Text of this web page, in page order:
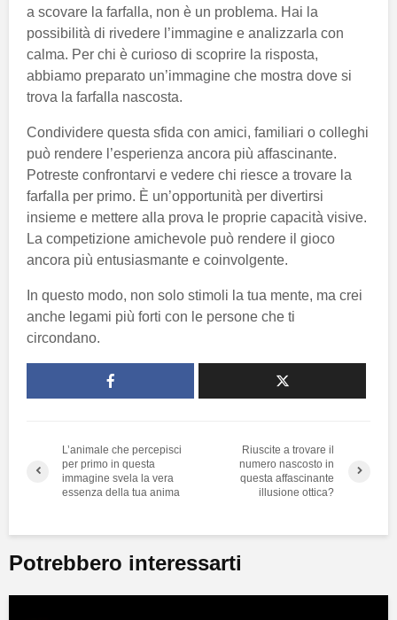
a scovare la farfalla, non è un problema. Hai la
possibilità di rivedere l’immagine e analizzarla con
calma. Per chi è curioso di scoprire la risposta,
abbiamo preparato un’immagine che mostra dove si
trova la farfalla nascosta.
Condividere questa sfida con amici, familiari o colleghi
può rendere l’esperienza ancora più affascinante.
Potreste confrontarvi e vedere chi riesce a trovare la
farfalla per primo. È un’opportunità per divertirsi
insieme e mettere alla prova le proprie capacità visive.
La competizione amichevole può rendere il gioco
ancora più entusiasmante e coinvolgente.
In questo modo, non solo stimoli la tua mente, ma crei
anche legami più forti con le persone che ti
circondano.
L’animale che percepisci
per primo in questa
immagine svela la vera
essenza della tua anima
Riuscite a trovare il
numero nascosto in
questa affascinante
illusione ottica?
Potrebbero interessarti